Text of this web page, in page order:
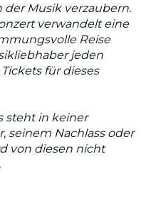
der Musik verzaubern.
verwandelt eine
Reise
jeden
für dieses
steht in keiner
seinem Nachlass oder
von diesen nicht